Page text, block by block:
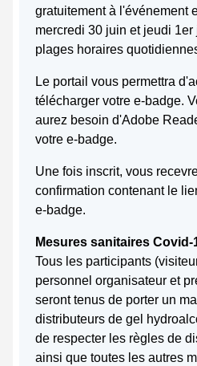
gratuitement à l'événement
mercredi 30 juin et jeudi
plages horaires
Le portail vous permettra
télécharger votre e-badge.
aurez besoin d'Adobe
votre e-badge.
Une fois inscrit, vous
confirmation contenant le
e-badge.
Mesures sanitaires Covid-
Tous les participants
personnel organisateur et
seront tenus de porter un
distributeurs de gel
de respecter les règles de
ainsi que toutes les autres